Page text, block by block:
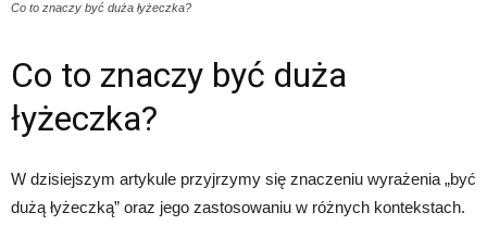
Co to znaczy być duża łyżeczka?
Co to znaczy być duża
łyżeczka?
W dzisiejszym artykule przyjrzymy się znaczeniu wyrażenia „być
dużą łyżeczką” oraz jego zastosowaniu w różnych kontekstach.